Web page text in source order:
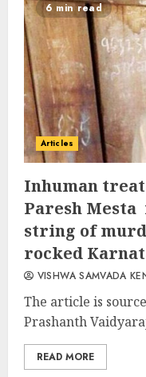
6 min read
Articles
Inhuman
Paresh
string of
rocked
VISHWA SAMVADA
The article is
Prashanth
READ MORE